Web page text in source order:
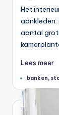
Het
aankleden.
aantal
Lees meer
Tags:banken,